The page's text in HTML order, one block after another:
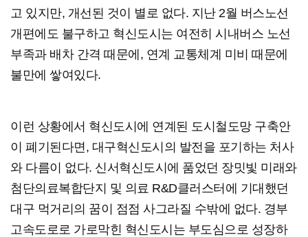
고 있지만, 개선된 것이 별로 없다. 지난 2월 버스노선
개편에도 불구하고 혁신도시는 여전히 시내버스 노선
부족과 배차 간격 때문에, 연계 교통체계 미비 때문에
불만에 쌓여있다.
이런 상황에서 혁신도시에 연계된 도시철도망 구축안
이 폐기된다면, 대구혁신도시의 발전을 포기하는 처사
와 다름이 없다. 신서혁신도시에 품었던 장밋빛 미래와
첨단의료복합단지 및 의료 R&D클러스터에 기대했던
대구 먹거리의 꿈이 점점 사그라질 수밖에 없다. 경부
고속도로로 가로막힌 혁신도시는 부도심으로 성장하